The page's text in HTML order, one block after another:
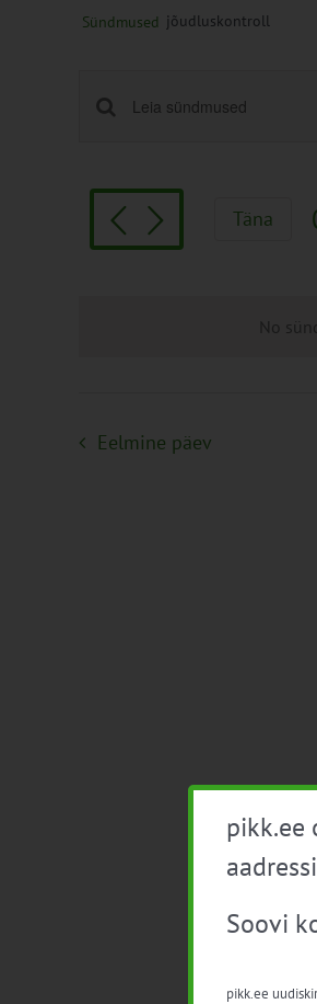
No
Sündmused jõudluskontroll
Sündmused
Views
Navigation
Enter
for
Sündmused
by
Täna
Eelmine päev
pikk.ee
Soovi
pikk.ee